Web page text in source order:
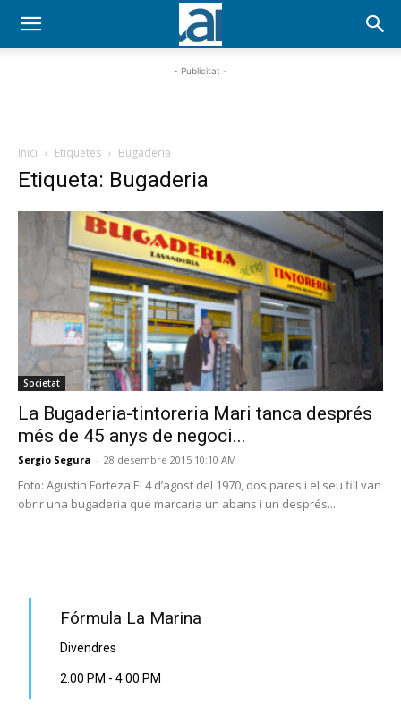
- Publicitat -
Inici Etiquetes Bugaderia
Etiqueta: Bugaderia
Societat
La Bugaderia-tintoreria Mari tanca després
més de 45 anys de negoci...
Sergio Segura - 28 desembre 2015 10:10 AM
Foto: Agustin Forteza El 4 d’agost del 1970, dos pares i el seu fill van
obrir una bugaderia que marcaria un abans i un després...
Fórmula La Marina
Divendres
2:00 PM - 4:00 PM